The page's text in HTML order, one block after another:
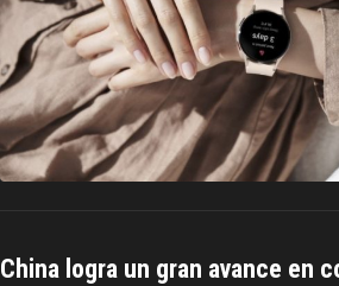
China logra un gran avance en